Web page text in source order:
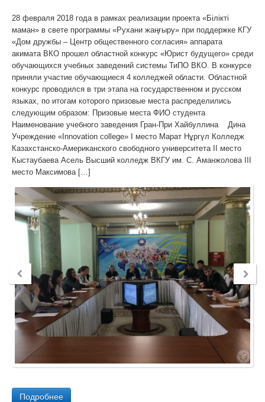
28 февраля 2018 года в рамках реализации проекта «Білікті
маман» в свете программы «Рухани жаңғыру» при поддержке КГУ
«Дом дружбы – Центр общественного согласия» аппарата
акимата ВКО прошел областной конкурс «Юрист будущего» среди
обучающихся учебных заведений системы ТиПО ВКО. В конкурсе
приняли участие обучающиеся 4 колледжей области. Областной
конкурс проводился в три этапа на государственном и русском
языках, по итогам которого призовые места распределились
следующим образом: Призовые места ФИО студента
Наименование учебного заведения Гран-При Хайбуллина Дина
Учреждение «Innovation college» І место Марат Нұргүл Колледж
Казахстанско-Американского свободного университета ІІ место
Кыстаубаева Асель Высший колледж ВКГУ им. С. Аманжолова ІІІ
место Максимова […]
Подробнее